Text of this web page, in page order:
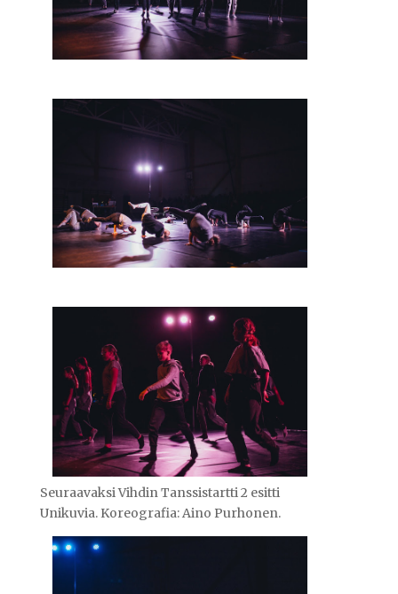
Seuraavaksi Vihdin Tanssistartti 2 esitti
Unikuvia. Koreografia: Aino Purhonen.